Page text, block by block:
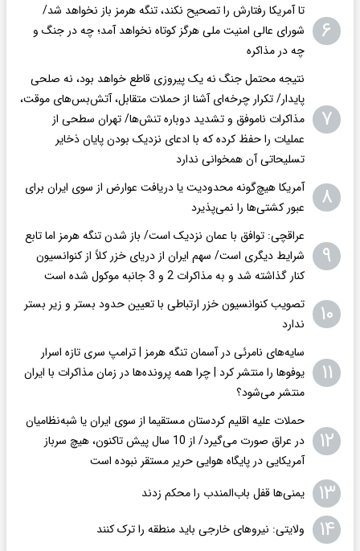
۶
تا آمریکا رفتارش را تصحیح نکند، تنگه هرمز باز نخواهد شد/
شورای عالی امنیت ملی هرگز کوتاه نخواهد آمد؛ چه در جنگ و
چه در مذاکره
۷
نتیجه محتمل جنگ نه یک پیروزی قاطع خواهد بود، نه صلحی
پایدار/ تکرار چرخه‌ای آشنا از حملات متقابل، آتش‌بس‌های موقت،
مذاکرات ناموفق و تشدید دوباره تنش‌ها/ تهران سطحی از
عملیات را حفظ کرده که با ادعای نزدیک بودن پایان ذخایر
تسلیحاتی آن همخوانی ندارد
۸
آمریکا هیچ‌گونه محدودیت یا دریافت عوارض از سوی ایران برای
عبور کشتی‌ها را نمی‌پذیرد
۹
عراقچی: توافق با عمان نزدیک است/ باز شدن تنگه هرمز اما تابع
شرایط دیگری است/ سهم ایران از دریای خزر کلاً از کنوانسیون
کنار گذاشته شد و به مذاکرات 2 و 3 جانبه موکول شده است
۱۰
تصویب کنوانسیون خزر ارتباطی با تعیین حدود بستر و زیر بستر
ندارد
۱۱
سایه‌های نامرئی در آسمان تنگه هرمز | ترامپ سری تازه اسرار
یوفوها را منتشر کرد | چرا همه پرونده‌ها در زمان مذاکرات با ایران
منتشر می‌شود؟
۱۲
حملات علیه اقلیم کردستان مستقیما از سوی ایران یا شبه‌نظامیان
در عراق صورت می‌گیرد/ از 10 سال پیش تاکنون، هیچ سرباز
آمریکایی در پایگاه هوایی حریر مستقر نبوده است
۱۳ یمنی‌ها قفل باب‌المندب را محکم زدند
۱۴ ولایتی: نیروهای خارجی باید منطقه را ترک کنند